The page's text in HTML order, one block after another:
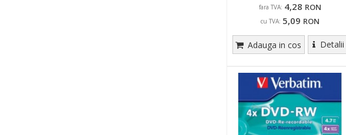
fara TVA: 4,28 RON
cu TVA: 5,09 RON
Adauga in cos Detalii